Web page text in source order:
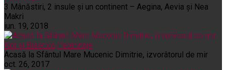
3 Mânăstiri, 2 insule și un continent – Aegina, Aevia și Nea
Makri
iun. 19, 2018
Noi și Biserica Pelerinaje
Acasă la Sfântul Mare Mucenic Dimitrie, izvorâtorul de mir
oct. 26, 2017